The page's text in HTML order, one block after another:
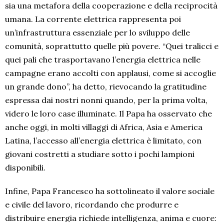
sia una metafora della cooperazione e della reciprocità
umana. La corrente elettrica rappresenta poi
un’infrastruttura essenziale per lo sviluppo delle
comunità, soprattutto quelle più povere. “Quei tralicci e
quei pali che trasportavano l’energia elettrica nelle
campagne erano accolti con applausi, come si accoglie
un grande dono”, ha detto, rievocando la gratitudine
espressa dai nostri nonni quando, per la prima volta,
videro le loro case illuminate. Il Papa ha osservato che
anche oggi, in molti villaggi di Africa, Asia e America
Latina, l’accesso all’energia elettrica è limitato, con
giovani costretti a studiare sotto i pochi lampioni
disponibili.
Infine, Papa Francesco ha sottolineato il valore sociale
e civile del lavoro, ricordando che produrre e
distribuire energia richiede intelligenza, anima e cuore: